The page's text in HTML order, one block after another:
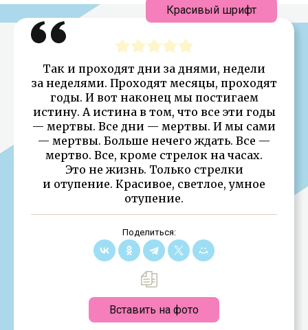
Так и проходят дни за днями, недели
за неделями. Проходят месяцы, проходят
годы. И вот наконец мы постигаем
истину. А истина в том, что все эти годы
— мертвы. Все дни — мертвы. И мы сами
— мертвы. Больше нечего ждать. Все —
мертво. Все, кроме стрелок на часах.
Это не жизнь. Только стрелки
и отупение. Красивое, светлое, умное
отупение.
Поделиться:
Вставить на фото
Красивый шрифт